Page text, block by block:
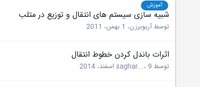
آموزش
شبیه سازی سیستم های انتقال و توزیع در متلب
توسطآریوبرزن، 1 بهمن، 2011
اثرات باندل کردن خطوط انتقال
توسط saghar...،9 اسفند، 2014